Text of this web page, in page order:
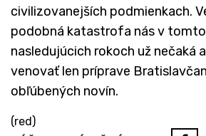
civilizovanejších podmienkach.
podobná katastrofa nás v
nasledujúcich rokoch už nečaká
venovať len príprave
obľúbených novín.
(red)